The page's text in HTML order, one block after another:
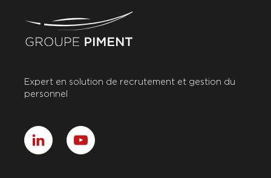
Expert en solution de recrutement et gestion du
personnel